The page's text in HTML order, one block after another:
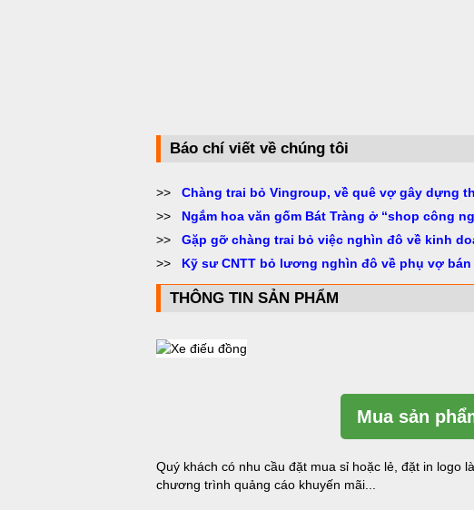
Báo chí viết về chúng tôi
>> Chàng trai bỏ Vingroup, về quê vợ gây dựng
>> Ngắm hoa văn gốm Bát Tràng ở “shop công
>> Gặp gỡ chàng trai bỏ việc nghìn đô về kinh
>> Kỹ sư CNTT bỏ lương nghìn đô về phụ vợ bán
THÔNG TIN SẢN PHẨM
Mua sản
Quý khách có nhu cầu đặt mua sỉ hoặc lẻ, đặt in logo
chương trình quảng cáo khuyến mãi...